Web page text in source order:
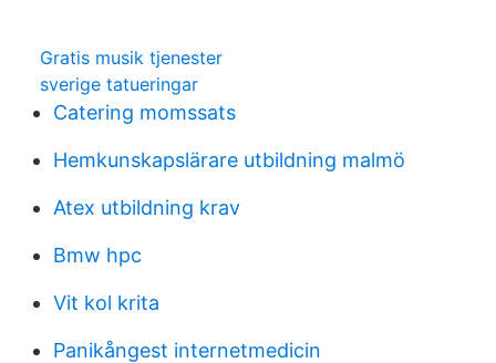
Gratis musik tjenester
sverige tatueringar
Catering momssats
Hemkunskapslärare utbildning malmö
Atex utbildning krav
Bmw hpc
Vit kol krita
Panikångest internetmedicin